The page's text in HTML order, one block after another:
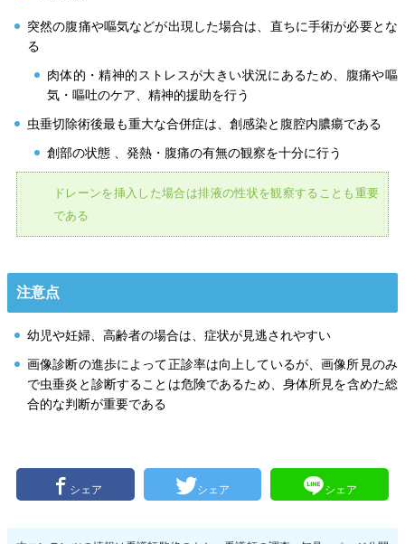
突然の腹痛や嘔気などが出現した場合は、直ちに手術が必要とな
る
肉体的・精神的ストレスが大きい状況にあるため、腹痛や嘔
気・嘔吐のケア、精神的援助を行う
虫垂切除術後最も重大な合併症は、創感染と腹腔内膿瘍である
創部の状態 、発熱・腹痛の有無の観察を十分に行う
ドレーンを挿入した場合は排液の性状を観察することも重要
である
注意点
幼児や妊婦、高齢者の場合は、症状が見逃されやすい
画像診断の進歩によって正診率は向上しているが、画像所見のみ
で虫垂炎と診断することは危険であるため、身体所見を含めた総
合的な判断が重要である
シェア シェア シェア